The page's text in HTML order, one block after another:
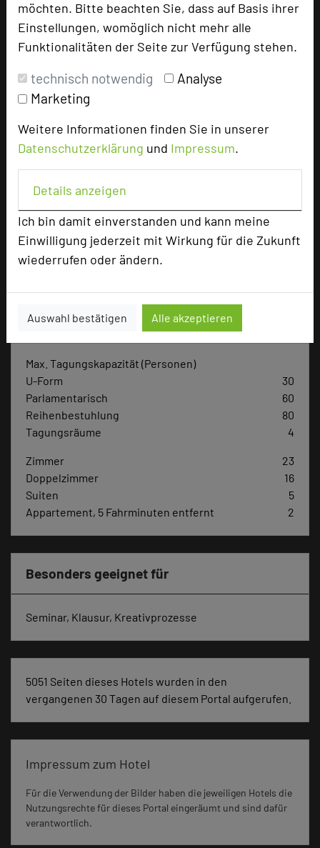
möchten. Bitte beachten Sie, dass auf Basis ihrer
Einstellungen, womöglich nicht mehr alle
Funktionalitäten der Seite zur Verfügung stehen.
technisch notwendig
Analyse
Marketing
Weitere Informationen finden Sie in unserer
Datenschutzerklärung und Impressum.
Details anzeigen
Ich bin damit einverstanden und kann meine
Einwilligung jederzeit mit Wirkung für die Zukunft
wiederrufen oder ändern.
Auswahl bestätigen Alle akzeptieren
language Homepage
Hotel bewerten
Hoteldaten
Max. Tagungskapazität (Personen)
U-Form
30
Parlamentarisch
60
Reihenbestuhlung
80
Tagungsräume
4
Zimmer
23
Doppelzimmer
16
Suiten
5
Appartement, 5 Fahrminuten entfernt
2
Besonders geeignet für
Seminar, Klausur, Kreativprozesse
5051 Seiten dieses Hotels wurden in den
vergangenen 30 Tagen auf diesem Portal aufgerufen.
Impressum zum Hotel
Für die Verwendung der Bilder haben die jeweiligen Hotels die
Nutzungsrechte für dieses Portal eingeräumt und sind dafür
verantwortlich.